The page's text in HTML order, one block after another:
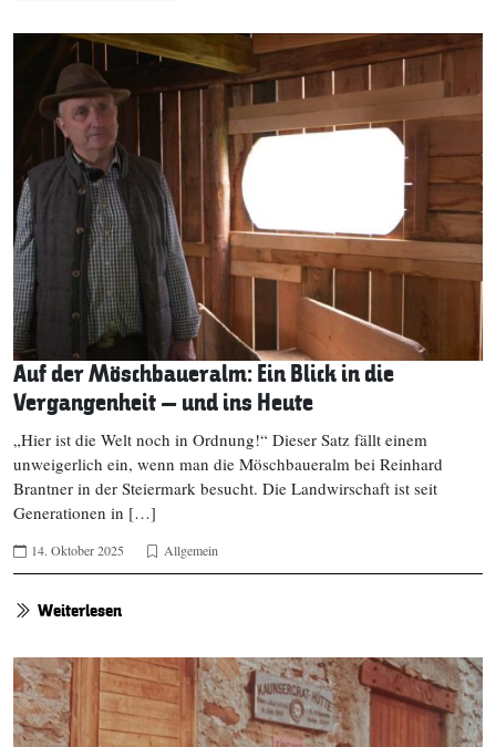
Auf der Möschbaueralm: Ein Blick in die
Vergangenheit – und ins Heute
„Hier ist die Welt noch in Ordnung!“ Dieser Satz fällt einem
unweigerlich ein, wenn man die Möschbaueralm bei Reinhard
Brantner in der Steiermark besucht. Die Landwirschaft ist seit
Generationen in […]
14. Oktober 2025 Allgemein
Weiterlesen